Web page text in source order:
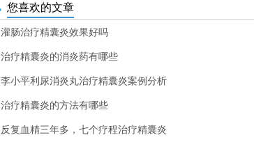
您喜欢的文章
灌肠治疗精囊炎效果好吗
治疗精囊炎的消炎药有哪些
李小平利尿消炎丸治疗精囊炎案例分析
治疗精囊炎的方法有哪些
反复血精三年多，七个疗程治疗精囊炎